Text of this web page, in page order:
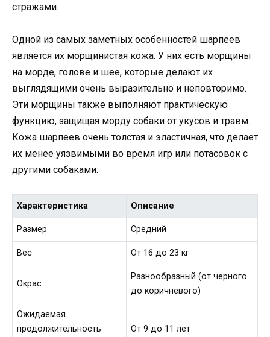
стражами.
Одной из самых заметных особенностей шарпеев
является их морщинистая кожа. У них есть морщины
на морде, голове и шее, которые делают их
выглядящими очень выразительно и неповторимо.
Эти морщины также выполняют практическую
функцию, защищая морду собаки от укусов и травм.
Кожа шарпеев очень толстая и эластичная, что делает
их менее уязвимыми во время игр или потасовок с
другими собаками.
Характеристика Описание
Размер Средний
Вес От 16 до 23 кг
Окрас
Разнообразный (от черного
до коричневого)
Ожидаемая
продолжительность
От 9 до 11 лет